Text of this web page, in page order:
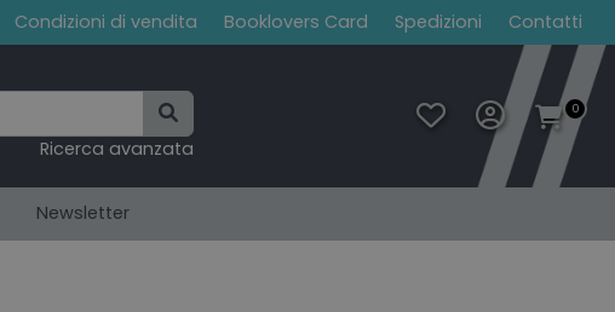
Condizioni di vendita Booklovers Card Spedizioni Contatti
Ricerca avanzata
0
Newsletter